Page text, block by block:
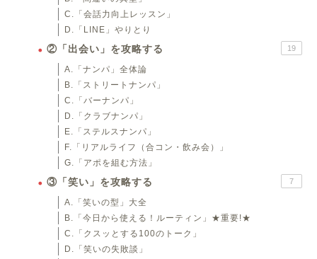
C.「会話力向上レッスン」
D.「LINE」やりとり
②「出会い」を攻略する 19
A.「ナンパ」全体論
B.「ストリートナンパ」
C.「バーナンパ」
D.「クラブナンパ」
E.「ステルスナンパ」
F.「リアルライフ（合コン・飲み会）」
G.「アポを組む方法」
③「笑い」を攻略する 7
A.「笑いの型」大全
B.「今日から使える！ルーティン」★重要!★
C.「クスッとする100のトーク」
D.「笑いの失敗談」